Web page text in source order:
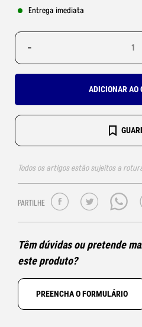
Entrega imediata
-
ADICIONAR AO
Todos os artigos estão sujeitos a
PARTILHE
Têm dúvidas ou pretende
este produto?
PREENCHA O FORMULÁRIO